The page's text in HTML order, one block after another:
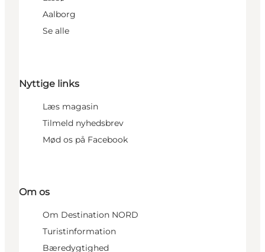
Aalborg
Se alle
Nyttige links
Læs magasin
Tilmeld nyhedsbrev
Mød os på Facebook
Om os
Om Destination NORD
Turistinformation
Bæredygtighed